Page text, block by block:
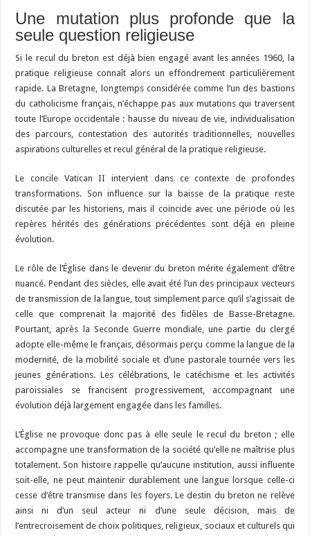
Une mutation plus profonde que la
seule question religieuse
Si le recul du breton est déjà bien engagé avant les années 1960, la
pratique religieuse connaît alors un effondrement particulièrement
rapide. La Bretagne, longtemps considérée comme l’un des bastions
du catholicisme français, n’échappe pas aux mutations qui traversent
toute l’Europe occidentale : hausse du niveau de vie, individualisation
des parcours, contestation des autorités traditionnelles, nouvelles
aspirations culturelles et recul général de la pratique religieuse.
Le concile Vatican II intervient dans ce contexte de profondes
transformations. Son influence sur la baisse de la pratique reste
discutée par les historiens, mais il coïncide avec une période où les
repères hérités des générations précédentes sont déjà en pleine
évolution.
Le rôle de l’Église dans le devenir du breton mérite également d’être
nuancé. Pendant des siècles, elle avait été l’un des principaux vecteurs
de transmission de la langue, tout simplement parce qu’il s’agissait de
celle que comprenait la majorité des fidèles de Basse-Bretagne.
Pourtant, après la Seconde Guerre mondiale, une partie du clergé
adopte elle-même le français, désormais perçu comme la langue de la
modernité, de la mobilité sociale et d’une pastorale tournée vers les
jeunes générations. Les célébrations, le catéchisme et les activités
paroissiales se francisent progressivement, accompagnant une
évolution déjà largement engagée dans les familles.
L’Église ne provoque donc pas à elle seule le recul du breton ; elle
accompagne une transformation de la société qu’elle ne maîtrise plus
totalement. Son histoire rappelle qu’aucune institution, aussi influente
soit-elle, ne peut maintenir durablement une langue lorsque celle-ci
cesse d’être transmise dans les foyers. Le destin du breton ne relève
ainsi ni d’un seul acteur ni d’une seule décision, mais de
l’entrecroisement de choix politiques, religieux, sociaux et culturels qui